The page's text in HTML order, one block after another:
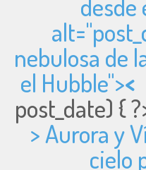
desde
alt="
nebulosa de
el Hubble"><
post_date) {
> Aurora y
cielo